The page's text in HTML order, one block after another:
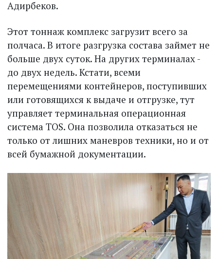
Адирбеков.
Этот тоннаж комплекс загрузит всего за
полчаса. В итоге разгрузка состава займет не
больше двух суток. На других терминалах -
до двух недель. Кстати, всеми
перемещениями контейнеров, поступивших
или готовящихся к выдаче и отгрузке, тут
управляет терминальная операционная
система TOS. Она позволила отказаться не
только от лишних маневров техники, но и от
всей бумажной документации.